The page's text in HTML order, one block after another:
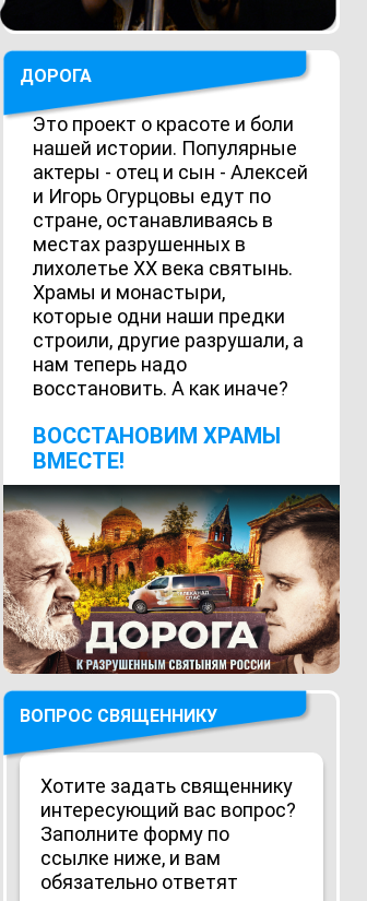
ДОРОГА
Это проект о красоте и боли
нашей истории. Популярные
актеры - отец и сын - Алексей
и Игорь Огурцовы едут по
стране, останавливаясь в
местах разрушенных в
лихолетье ХХ века святынь.
Храмы и монастыри,
которые одни наши предки
строили, другие разрушали, а
нам теперь надо
восстановить. А как иначе?
ВОCСТАНОВИМ ХРАМЫ
ВМЕСТЕ!
ВОПРОС СВЯЩЕННИКУ
Хотите задать священнику
интересующий вас вопрос?
Заполните форму по
ссылке ниже, и вам
обязательно ответят